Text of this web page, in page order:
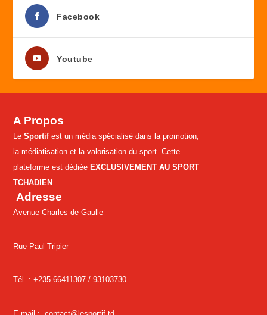
Facebook
Youtube
A Propos
LeSportifest un média spécialisé dans la promotion,
la médiatisation et la valorisation du sport. Cette
plateforme est dédiée EXCLUSIVEMENT AU SPORT
TCHADIEN .
Adresse
Avenue Charles de Gaulle
Rue Paul Tripier
Tél. : +235 66411307 /93103730